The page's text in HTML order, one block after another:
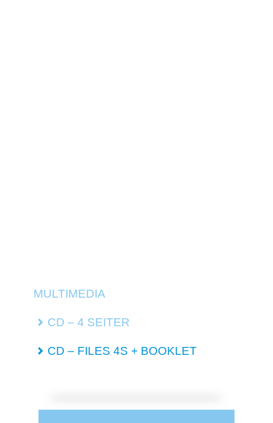
MULTIMEDIA
CD – 4 SEITER
CD – FILES 4S + BOOKLET